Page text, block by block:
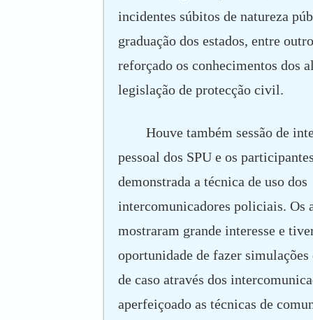
incidentes súbitos de natureza
graduação dos estados, entre
reforçado os conhecimentos dos
legislação de protecção civil.
Houve também sessão de
pessoal dos SPU e os
demonstrada a técnica de uso dos
intercomunicadores policiais. Os
mostraram grande interesse e
oportunidade de fazer
de caso através dos
aperfeiçoado as técnicas de